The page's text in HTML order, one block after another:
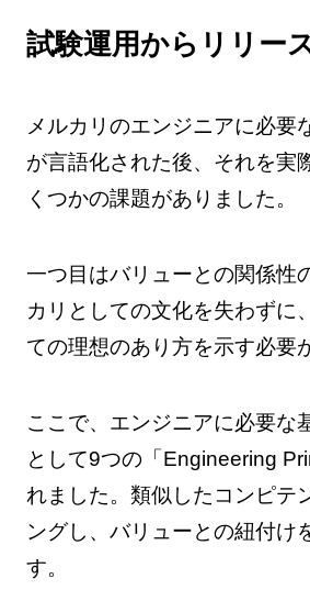
試験運用からリリー
メルカリのエンジニアに必要
が言語化された後、それを実
くつかの課題がありました。
一つ目はバリューとの関係性
カリとしての文化を失わずに
ての理想のあり方を示す必要
ここで、エンジニアに必要な
として9つの「Engineering
れました。類似したコンピテ
ングし、バリューとの紐付け
す。